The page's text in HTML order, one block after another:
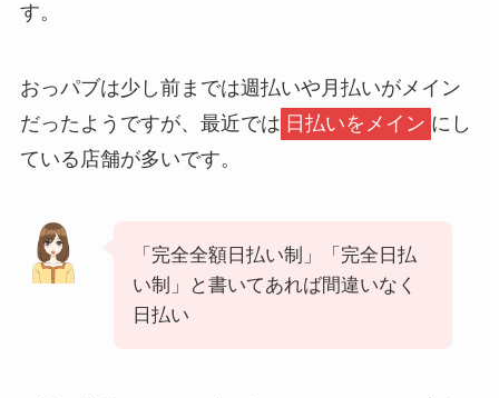
す。
おっパブは少し前までは週払いや月払いがメイン
だったようですが、最近では 日払いをメイン にし
ている店舗が多いです。
「完全全額日払い制」「完全日払
い制」と書いてあれば間違いなく
日払い